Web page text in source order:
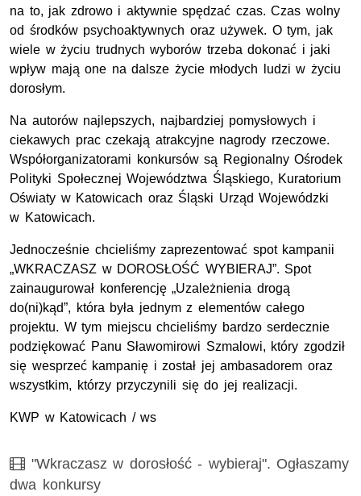
na to, jak zdrowo i aktywnie spędzać czas. Czas wolny
od środków psychoaktywnych oraz używek. O tym, jak
wiele w życiu trudnych wyborów trzeba dokonać i jaki
wpływ mają one na dalsze życie młodych ludzi w życiu
dorosłym.
Na autorów najlepszych, najbardziej pomysłowych i
ciekawych prac czekają atrakcyjne nagrody rzeczowe.
Współorganizatorami konkursów są Regionalny Ośrodek
Polityki Społecznej Województwa Śląskiego, Kuratorium
Oświaty w Katowicach oraz Śląski Urząd Wojewódzki
w Katowicach.
Jednocześnie chcieliśmy zaprezentować spot kampanii
„WKRACZASZ w DOROSŁOŚĆ WYBIERAJ”. Spot
zainaugurował konferencję „Uzależnienia drogą
do(ni)kąd”, która była jednym z elementów całego
projektu. W tym miejscu chcieliśmy bardzo serdecznie
podziękować Panu Sławomirowi Szmalowi, który zgodził
się wesprzeć kampanię i został jej ambasadorem oraz
wszystkim, którzy przyczynili się do jej realizacji.
KWP w Katowicach / ws
Film
"Wkraczasz w dorosłość - wybieraj". Ogłaszamy
dwa konkursy